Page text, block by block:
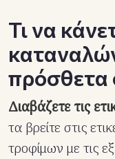
Τι να
Διαβάζετε τις
τα βρείτε στις
τροφίμων με τις